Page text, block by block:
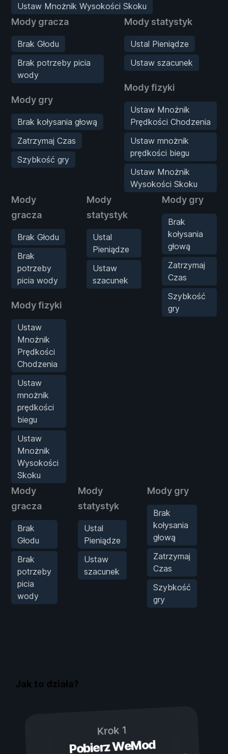
Ustaw Mnożnik Wysokości Skoku
Mody gracza
Brak Głodu
Brak potrzeby picia
wody
Mody gry
Brak kołysania głową
Zatrzymaj Czas
Szybkość gry
Mody statystyk
Ustal Pieniądze
Ustaw szacunek
Mody fizyki
Ustaw Mnożnik
Prędkości Chodzenia
Ustaw mnożnik
prędkości biegu
Ustaw Mnożnik
Wysokości Skoku
Mody
gracza
Brak Głodu
Brak
potrzeby
picia wody
Mody fizyki
Ustaw
Mnożnik
Prędkości
Chodzenia
Ustaw
mnożnik
prędkości
biegu
Ustaw
Mnożnik
Wysokości
Skoku
Mody
statystyk
Ustal
Pieniądze
Ustaw
szacunek
Mody gry
Brak
kołysania
głową
Zatrzymaj
Czas
Szybkość
gry
Mody
gracza
Brak
Głodu
Brak
potrzeby
picia
wody
Mody
statystyk
Ustal
Pieniądze
Ustaw
szacunek
Mody gry
Brak
kołysania
głową
Zatrzymaj
Czas
Szybkość
gry
Jak to działa?
Krok 1
Pobierz WeMod